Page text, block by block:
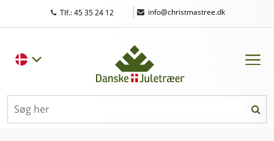
Tlf.: 45 35 24 12 | info@christmastree.dk